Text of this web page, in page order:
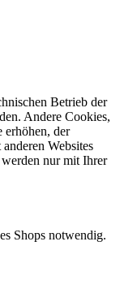
Betrieb der
Andere Cookies,
erhöhen, der
Websites
nur mit Ihrer
Shops notwendig.